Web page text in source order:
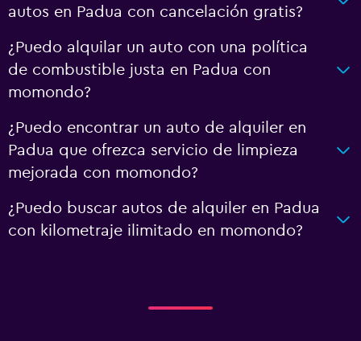
autos en Padua con cancelación gratis?
¿Puedo alquilar un auto con una política
de combustible justa en Padua con
momondo?
¿Puedo encontrar un auto de alquiler en
Padua que ofrezca servicio de limpieza
mejorada con momondo?
¿Puedo buscar autos de alquiler en Padua
con kilometraje ilimitado en momondo?